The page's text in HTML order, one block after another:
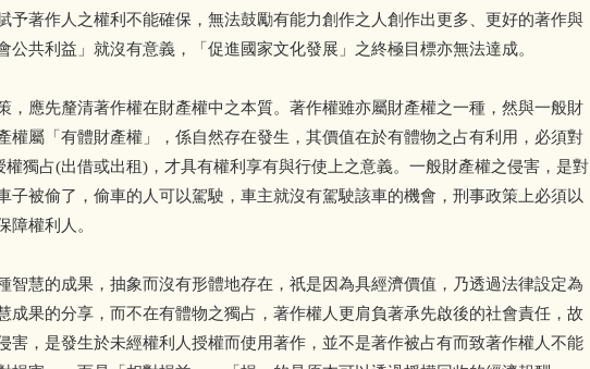
予著作人之權利不能確保，無法鼓勵有能力創作之人創作出更多、更好的著作與
共利益」就沒有意義，「促進國家文化發展」之終極目標亦無法達成。
，應先釐清著作權在財產權中之本質。著作權雖亦屬財產權之一種，然與一般財
權屬「有體財產權」，係自然存在發生，其價值在於有體物之占有利用，必須對
獨占(出借或出租)，才具有權利享有與行使上之意義。一般財產權之侵害，是對
子被偷了，偷車的人可以駕駛，車主就沒有駕駛該車的機會，刑事政策上必須以
障權利人。
智慧的成果，抽象而沒有形體地存在，祇是因為具經濟價值，乃透過法律設定為
成果的分享，而不在有體物之獨占，著作權人更肩負著承先啟後的社會責任，故
害，是發生於未經權利人授權而使用著作，並不是著作被占有而致著作權人不能